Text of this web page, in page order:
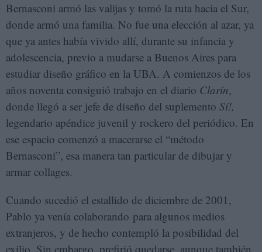
Bernasconi armó las valijas y tomó la ruta hacia el Sur,
donde armó una familia. No fue una elección al azar, ya
que ya antes había vivido allí, durante su infancia y
adolescencia, previo a mudarse a Buenos Aires para
estudiar diseño gráfico en la UBA. A comienzos de los
años noventa consiguió trabajo en el diario Clarín,
donde llegó a ser jefe de diseño del suplemento Sí!,
legendario apéndice juvenil y rockero del periódico. En
ese espacio comenzó a macerarse el “método
Bernasconi”, esa manera tan particular de dibujar y
armar collages.
Cuando sucedió el estallido de diciembre de 2001,
Pablo ya venía colaborando para algunos medios
extranjeros, y de hecho contempló la posibilidad del
exilio. Sin embargo, prefirió quedarse, aunque también